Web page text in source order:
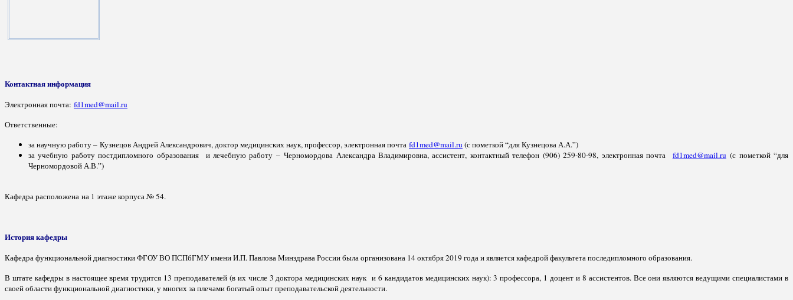
Контактная информация
Электронная почта: fd1med@mail.ru
Ответственные:
за научную работу – Кузнецов Андрей Александрович, доктор медицинских наук, профессор, электронная почта fd1med@mail.ru (с пометкой “для Кузнецова А.А.”)
за учебную работу постдипломного образования и лечебную работу – Черномордова Александра Владимировна, ассистент, контактный телефон (906) 259-80-98, электронная почта fd1med@mail.ru (с пометкой “для
Черномордовой А.В.”)
Кафедра расположена на 1 этаже корпуса № 54.
История кафедры
Кафедра функциональной диагностики ФГОУ ВО ПСПбГМУ имени И.П. Павлова Минздрава России была организована 14 октября 2019 года и является кафедрой факультета последипломного образования.
В штате кафедры в настоящее время трудится 13 преподавателей (в их числе 3 доктора медицинских наук и 6 кандидатов медицинских наук): 3 профессора, 1 доцент и 8 ассистентов. Все они являются ведущими специалистами в
своей области функциональной диагностики, у многих за плечами богатый опыт преподавательской деятельности.